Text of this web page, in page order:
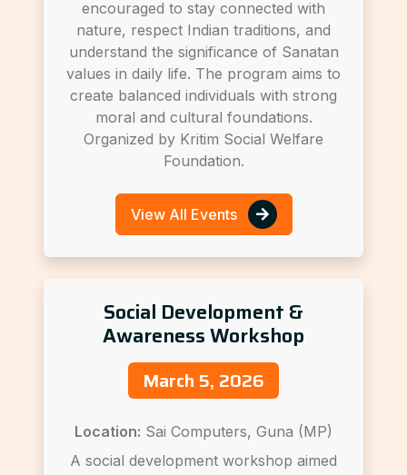
encouraged to stay connected with
nature, respect Indian traditions, and
understand the significance of Sanatan
values in daily life. The program aims to
create balanced individuals with strong
moral and cultural foundations.
Organized by Kritim Social Welfare
Foundation.
View All Events
Social Development &
Awareness Workshop
March 5, 2026
Location: Sai Computers, Guna (MP)
A social development workshop aimed